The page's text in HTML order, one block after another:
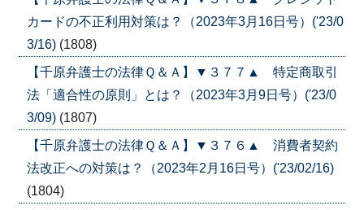
カードの不正利用対策は？（2023年3月16日号）('23/0
3/16) (1808)
【千原弁護士の法律Ｑ＆Ａ】▼３７７▲ 特定商取引
法「適合性の原則」とは？（2023年3月9日号）('23/0
3/09) (1807)
【千原弁護士の法律Ｑ＆Ａ】▼３７６▲ 消費者契約
法改正への対策は？（2023年2月16日号）('23/02/16)
(1804)